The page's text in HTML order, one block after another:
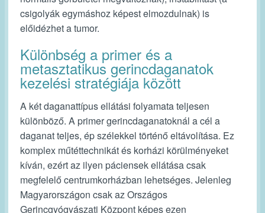
csigolyák egymáshoz képest elmozdulnak) is
előidézhet a tumor.
Különbség a primer és a
metasztatikus gerincdaganatok
kezelési stratégiája között
A két daganattípus ellátási folyamata teljesen
különböző. A primer gerincdaganatoknál a cél a
daganat teljes, ép szélekkel történő eltávolítása. Ez
komplex műtéttechnikát és korházi körülményeket
kíván, ezért az ilyen páciensek ellátása csak
megfelelő centrumkorházban lehetséges. Jelenleg
Magyarországon csak az Országos
Gerincgyógyászati Központ képes ezen